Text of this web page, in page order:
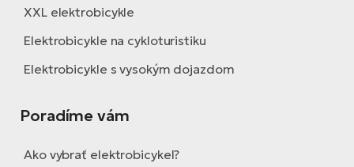
XXL elektrobicykle
Elektrobicykle na cykloturistiku
Elektrobicykle s vysokým dojazdom
Poradíme vám
Ako vybrať elektrobicykel?